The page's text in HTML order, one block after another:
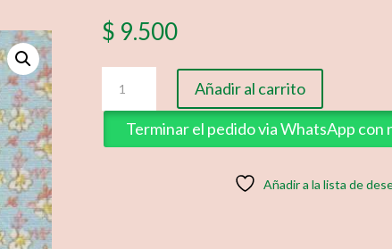
$ 9.500
111-
5
cantidad
Añadir al carrito
Terminar el pedido via WhatsApp con
Añadir a la lista de